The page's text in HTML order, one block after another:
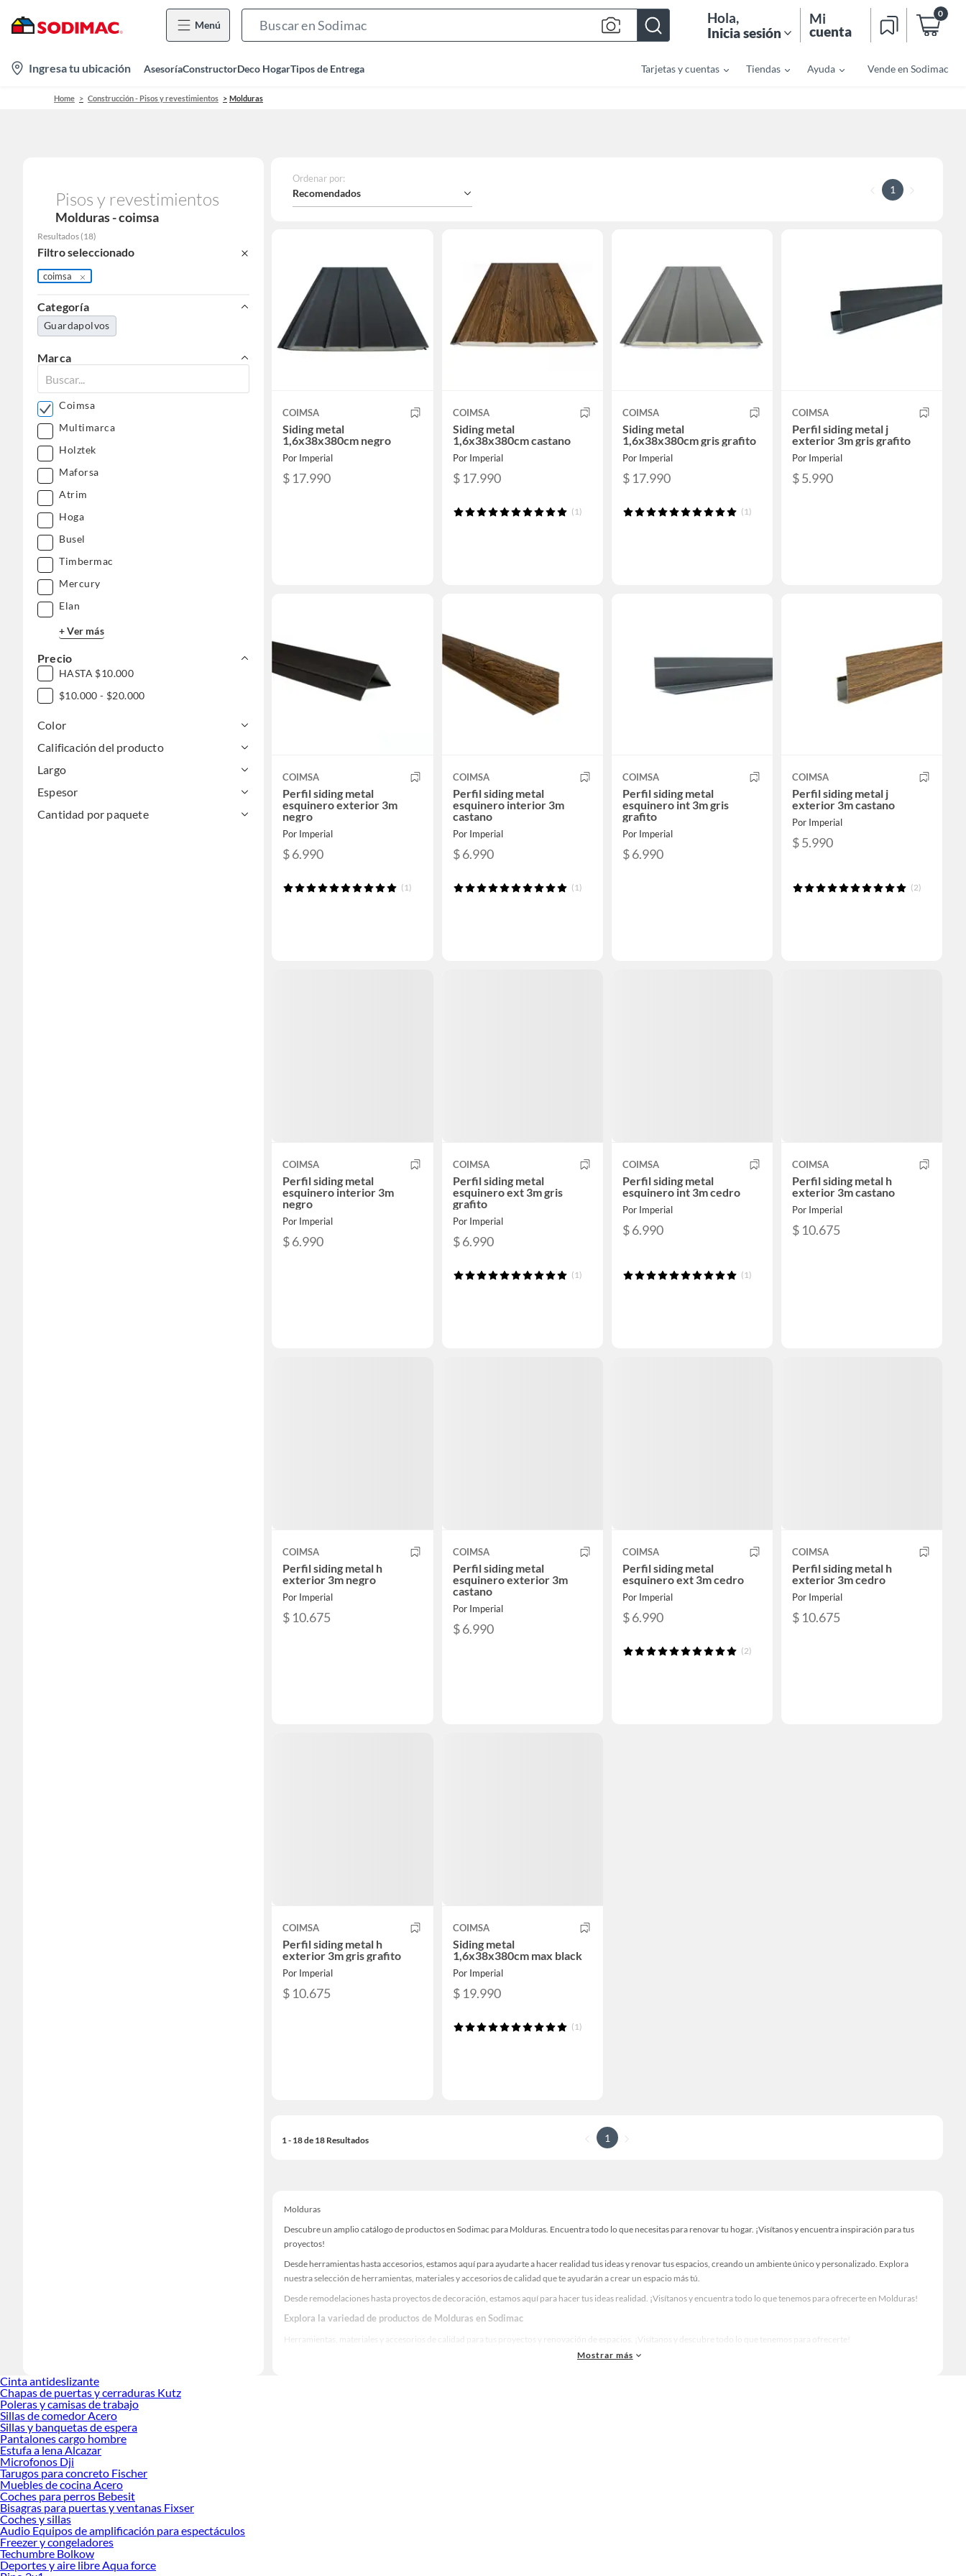
Menú
Bar
Hola,
Inicia sesión
Mi
cuenta
0
location-
icon
Ingresa tu ubicación AsesoríaConstructorDeco HogarTipos de Entrega Tarjetas y cuentas Tiendas Ayuda Vende en Sodimac
Home Construcción - Pisos y revestimientos Molduras
Pisos y revestimientos
Molduras - coimsa
Resultados (18)
Filtro seleccionado
coimsa
Categoría
Guardapolvos
Marca
Coimsa
Multimarca
Holztek
Maforsa
Atrim
Hoga
Busel
Timbermac
Mercury
Elan
+ Ver más
Precio
HASTA $10.000
$10.000 - $20.000
Color
Calificación del producto
Largo
Espesor
Cantidad por paquete
Ordenar por:
Recomendados 1
COIMSA
Siding metal
1,6x38x380cm negro
Por Imperial
$ 17.990
COIMSA
Siding metal
1,6x38x380cm castano
Por Imperial
$ 17.990
(1)
COIMSA
Siding metal
1,6x38x380cm gris grafito
Por Imperial
$ 17.990
(1)
COIMSA
Perfil siding metal j
exterior 3m gris grafito
Por Imperial
$ 5.990
COIMSA
Perfil siding metal
esquinero exterior 3m
negro
Por Imperial
$ 6.990
(1)
COIMSA
Perfil siding metal
esquinero interior 3m
castano
Por Imperial
$ 6.990
(1)
COIMSA
Perfil siding metal
esquinero int 3m gris
grafito
Por Imperial
$ 6.990
COIMSA
Perfil siding metal j
exterior 3m castano
Por Imperial
$ 5.990
(2)
COIMSA
Perfil siding metal
esquinero interior 3m
negro
Por Imperial
$ 6.990
COIMSA
Perfil siding metal
esquinero ext 3m gris
grafito
Por Imperial
$ 6.990
(1)
COIMSA
Perfil siding metal
esquinero int 3m cedro
Por Imperial
$ 6.990
(1)
COIMSA
Perfil siding metal h
exterior 3m castano
Por Imperial
$ 10.675
COIMSA
Perfil siding metal h
exterior 3m negro
Por Imperial
$ 10.675
COIMSA
Perfil siding metal
esquinero exterior 3m
castano
Por Imperial
$ 6.990
COIMSA
Perfil siding metal
esquinero ext 3m cedro
Por Imperial
$ 6.990
(2)
COIMSA
Perfil siding metal h
exterior 3m cedro
Por Imperial
$ 10.675
COIMSA
Perfil siding metal h
exterior 3m gris grafito
Por Imperial
$ 10.675
COIMSA
Siding metal
1,6x38x380cm max black
Por Imperial
$ 19.990
(1)
1 - 18 de 18 Resultados 1
Molduras
Descubre un amplio catálogo de productos en Sodimac para Molduras. Encuentra todo lo que necesitas para renovar tu hogar. ¡Visítanos y encuentra inspiración para tus
proyectos!
Desde herramientas hasta accesorios, estamos aquí para ayudarte a hacer realidad tus ideas y renovar tus espacios, creando un ambiente único y personalizado. Explora
nuestra selección de herramientas, materiales y accesorios de calidad que te ayudarán a crear un espacio más tú.
Desde remodelaciones hasta proyectos de decoración, estamos aquí para hacer tus ideas realidad. ¡Visítanos y encuentra todo lo que tenemos para ofrecerte en Molduras!
Explora la variedad de productos de Molduras en Sodimac
Herramientas, materiales y accesorios de calidad para tus proyectos y renovación de espacios. ¡Visítanos y descubre todo lo que tenemos para ofrecerte!
Encuentra una amplia variedad de productos de Molduras en Sodimac. Encuentra todo lo necesario para tus proyectos de renovación y decoración. ¡Visítanos y haz tus ideas
Mostrar más
Cinta antideslizante
Chapas de puertas y cerraduras Kutz
Poleras y camisas de trabajo
Sillas de comedor Acero
Sillas y banquetas de espera
Pantalones cargo hombre
Estufa a lena Alcazar
Microfonos Dji
Tarugos para concreto Fischer
Muebles de cocina Acero
Coches para perros Bebesit
Bisagras para puertas y ventanas Fixser
Coches y sillas
Audio Equipos de amplificación para espectáculos
Freezer y congeladores
Techumbre Bolkow
Deportes y aire libre Aqua force